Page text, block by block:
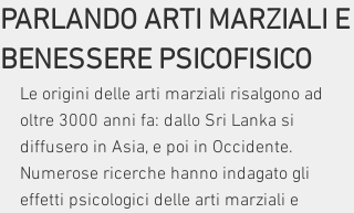
PARLANDO ARTI MARZIALI E
BENESSERE PSICOFISICO
Le origini delle arti marziali risalgono ad
oltre 3000 anni fa: dallo Sri Lanka si
diffusero in Asia, e poi in Occidente.
Numerose ricerche hanno indagato gli
effetti psicologici delle arti marziali e